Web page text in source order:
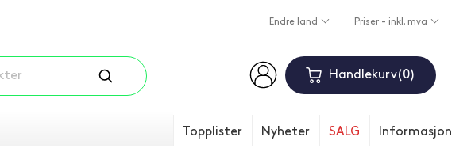
Endre land Priser - inkl. mva
Handlekurv 0
Topplister Nyheter SALG Informasjon